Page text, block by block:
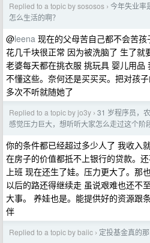
Replied to a topic by sososos › 今年失业率
怎么生活的啊？
@leena 现在的父母苦自己都不会苦
花几千块很正常 因为被洗脑了 生了就
老婆每天都在挑衣服 挑玩具 婴儿用品
不懂这些。奈何还是买买买。把对孩
多次不听就随她了
Replied to a topic by jo3y › 31 岁程序员，
感觉压力巨大，想听听大家怎么走过这个阶
你的条件都已经超过多少人了 我收入
在房子的价值都抵不上银行的贷款。
上班 现在还生了娃。压力更大了。那
以后的路还得继续走 虽说艰难也还不
大事。 养娃也是。能提供好的资源跟
伴
Replied to a topic by baiic › 定投基金真的那